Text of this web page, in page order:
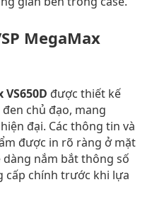
MegaMax
VS650D được thiết kế
chủ đạo, mang
đại. Các thông tin và
được in rõ ràng ở mặt
nắm bắt thông số
cấp chính trước khi lựa